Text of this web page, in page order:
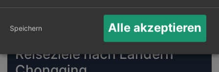
Reiseziele nach Ländern
Speichern Alle akzeptieren